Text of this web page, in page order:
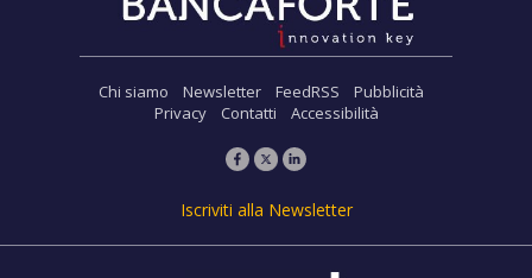
Chi siamo Newsletter FeedRSS
Pubblicità
Privacy
Contatti Accessibilità
Iscriviti alla Newsletter